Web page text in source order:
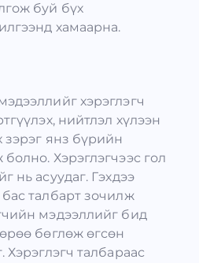
буй бүх
хамаарна.
хэрэглэгч
нийтлэл хүлээн
зэрэг янз бүрийн
Хэрэглэгчээс гол
нь асуудаг. Гэхдээ
бас талбарт зочилж
мэдээллийг бид
бөглөж өгсөн
Хэрэглэгч талбараас